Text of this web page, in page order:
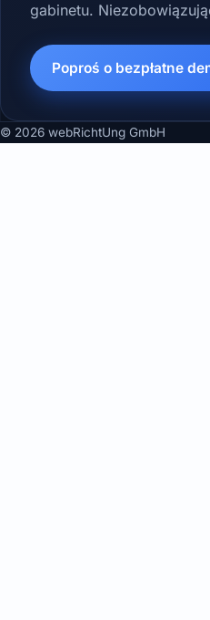
gabinetu.
Poproś o bezpłatne
© 2026 webRichtUng GmbH